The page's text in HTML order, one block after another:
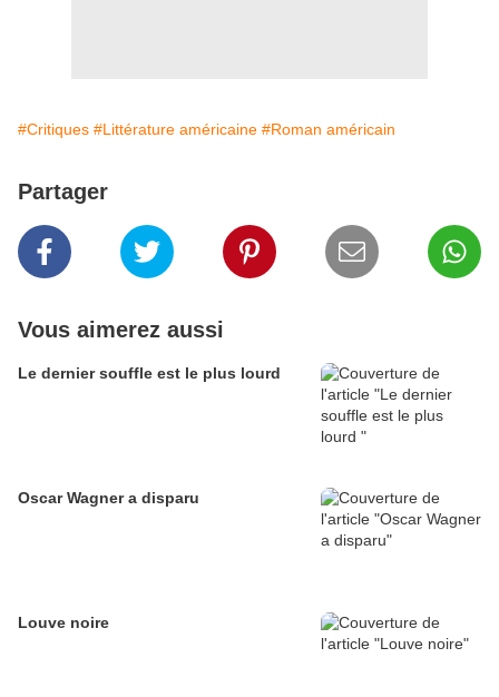
#Critiques #Littérature américaine #Roman américain
Partager
Vous aimerez aussi
Le dernier souffle est le plus lourd
Oscar Wagner a disparu
Louve noire